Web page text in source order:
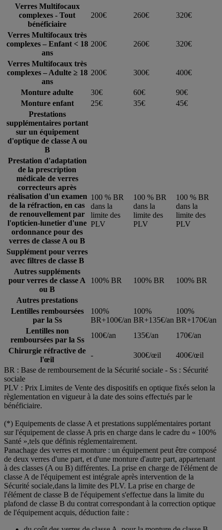
Verres Multifocaux
complexes - Tout
bénéficiaire
200€ 260€ 320€
Verres Multifocaux très
complexes – Enfant < 18
ans
200€ 260€ 320€
Verres Multifocaux très
complexes – Adulte ≥ 18
ans
200€ 300€ 400€
Monture adulte 30€ 60€
90€
Monture enfant
25€ 35€
45€
Prestations
supplémentaires portant
sur un équipement
d'optique de classe A ou
B
Prestation d'adaptation
de la prescription
médicale de verres
correcteurs après
réalisation d'un examen
de la réfraction, en cas
de renouvellement par
l'opticien-lunetier d'une
ordonnance pour des
verres de classe A ou B
100 % BR
dans la
limite des
PLV
100 % BR
dans la
limite des
PLV
100 % BR
dans la
limite des
PLV
Supplément pour verres
avec filtres de classe B
Autres suppléments
pour verres de classe A
ou B
100% BR 100% BR 100% BR
Autres prestations
Lentilles remboursées
par la Ss
100%
BR+100€/an
100%
BR+135€/an
100%
BR+170€/an
Lentilles non
remboursées par la Ss
100€/an 135€/an
170€/an
Chirurgie réfractive de
l'œil
- 300€/œil
400€/œil
BR : Base de remboursement de la Sécurité sociale ‐ Ss : Sécurité
sociale
PLV : Prix Limites de Vente des dispositifs en optique fixés selon la
règlementation en vigueur à la date des soins effectués par le
bénéficiaire.
(*) Equipements de classe A et prestations supplémentaires portant
sur l'équipement de classe A pris en charge dans le cadre du « 100%
Santé »,tels que définis réglementairement.
Panachage des verres et monture : un équipement peut être composé
de deux verres d'une part, et d'une monture d'autre part, appartenant
à des classes (A ou B) différentes. La prise en charge de l'élément de
classe A de l'équipement est intégrale après intervention de la
Sécurité sociale,dans la limite des PLV. La prise en charge de
l'élément de classe B de l'équipement s'effectue dans la limite du
plafond de classe B du contrat correspondant à la correction optique
de l'équipement acquis, déduction faite :